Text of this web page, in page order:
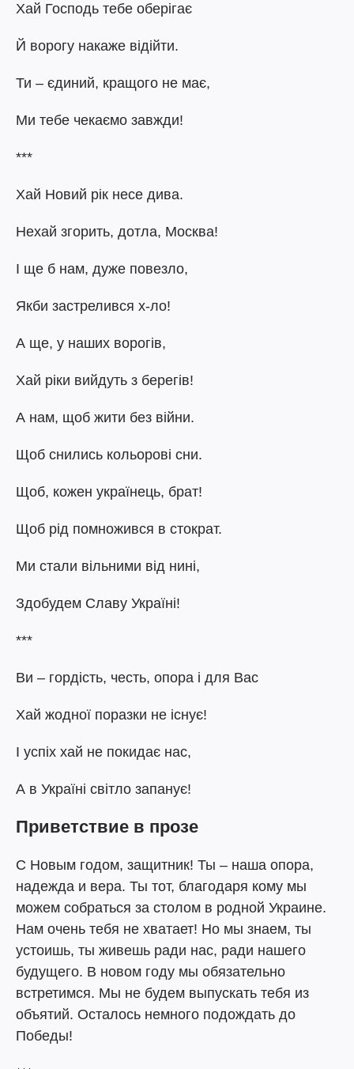
Хай Господь тебе оберігає
Й ворогу накаже відійти.
Ти – єдиний, кращого не має,
Ми тебе чекаємо завжди!
***
Хай Новий рік несе дива.
Нехай згорить, дотла, Москва!
І ще б нам, дуже повезло,
Якби застрелився х-ло!
А ще, у наших ворогів,
Хай ріки вийдуть з берегів!
А нам, щоб жити без війни.
Щоб снились кольорові сни.
Щоб, кожен українець, брат!
Щоб рід помножився в стократ.
Ми стали вільними від нині,
Здобудем Славу Україні!
***
Ви – гордість, честь, опора і для Вас
Хай жодної поразки не існує!
І успіх хай не покидає нас,
А в Україні світло запанує!
Приветствие в прозе
С Новым годом, защитник! Ты – наша опора,
надежда и вера. Ты тот, благодаря кому мы
можем собраться за столом в родной Украине.
Нам очень тебя не хватает! Но мы знаем, ты
устоишь, ты живешь ради нас, ради нашего
будущего. В новом году мы обязательно
встретимся. Мы не будем выпускать тебя из
объятий. Осталось немного подождать до
Победы!